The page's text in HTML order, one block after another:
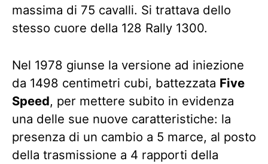
massima di 75 cavalli. Si trattava dello
stesso cuore della 128 Rally 1300.
Nel 1978 giunse la versione ad iniezione
da 1498 centimetri cubi, battezzata Five
Speed, per mettere subito in evidenza
una delle sue nuove caratteristiche: la
presenza di un cambio a 5 marce, al posto
della trasmissione a 4 rapporti della